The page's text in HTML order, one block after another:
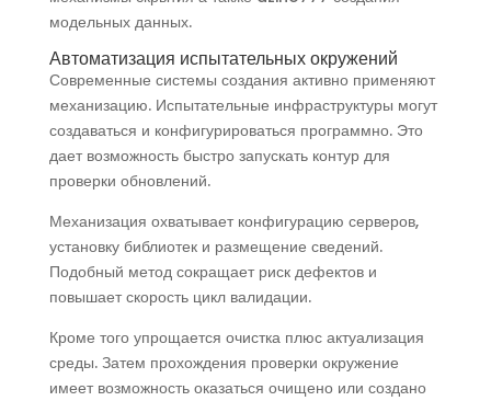
модельных данных.
Автоматизация испытательных окружений
Современные системы создания активно применяют
механизацию. Испытательные инфраструктуры могут
создаваться и конфигурироваться программно. Это
дает возможность быстро запускать контур для
проверки обновлений.
Механизация охватывает конфигурацию серверов,
установку библиотек и размещение сведений.
Подобный метод сокращает риск дефектов и
повышает скорость цикл валидации.
Кроме того упрощается очистка плюс актуализация
среды. Затем прохождения проверки окружение
имеет возможность оказаться очищено или создано